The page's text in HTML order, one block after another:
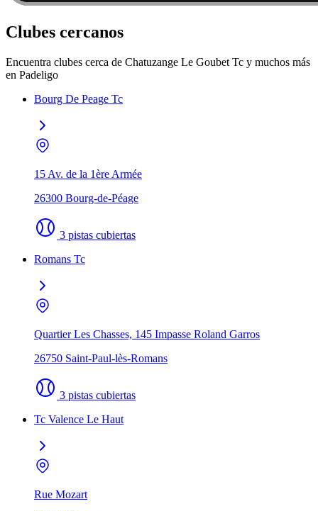
Clubes cercanos
Encuentra clubes cerca de Chatuzange Le Goubet Tc y muchos más
en Padeligo
Bourg De Peage Tc
15 Av. de la 1ère Armée
26300 Bourg-de-Péage
3 pistas cubiertas
Romans Tc
Quartier Les Chasses, 145 Impasse Roland Garros
26750 Saint-Paul-lès-Romans
3 pistas cubiertas
Tc Valence Le Haut
Rue Mozart